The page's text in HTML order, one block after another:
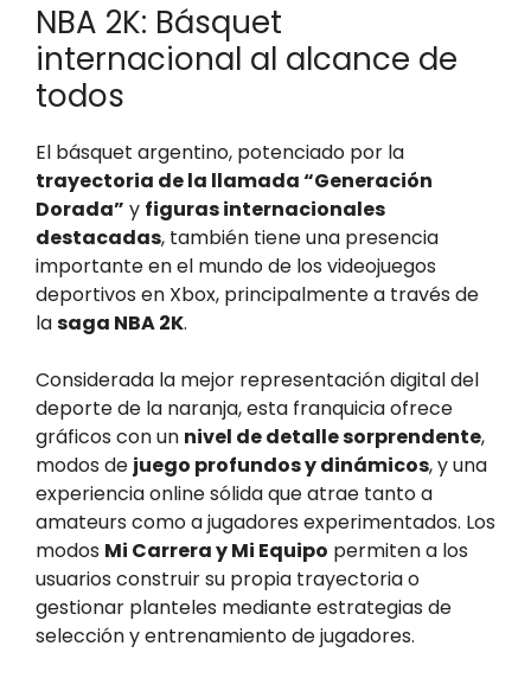
NBA 2K: Básquet
internacional al alcance de
todos
El básquet argentino, potenciado por la
trayectoria de la llamada “Generación
Dorada” y figuras internacionales
destacadas, también tiene una presencia
importante en el mundo de los videojuegos
deportivos en Xbox, principalmente a través de
lasaga NBA 2K.
Considerada la mejor representación digital del
deporte de la naranja, esta franquicia ofrece
gráficos con un nivel de detalle sorprendente,
modos de juego profundos y dinámicos, y una
experiencia online sólida que atrae tanto a
amateurs como a jugadores experimentados. Los
modos Mi Carrera y Mi Equipo permiten a los
usuarios construir su propia trayectoria o
gestionar planteles mediante estrategias de
selección y entrenamiento de jugadores.